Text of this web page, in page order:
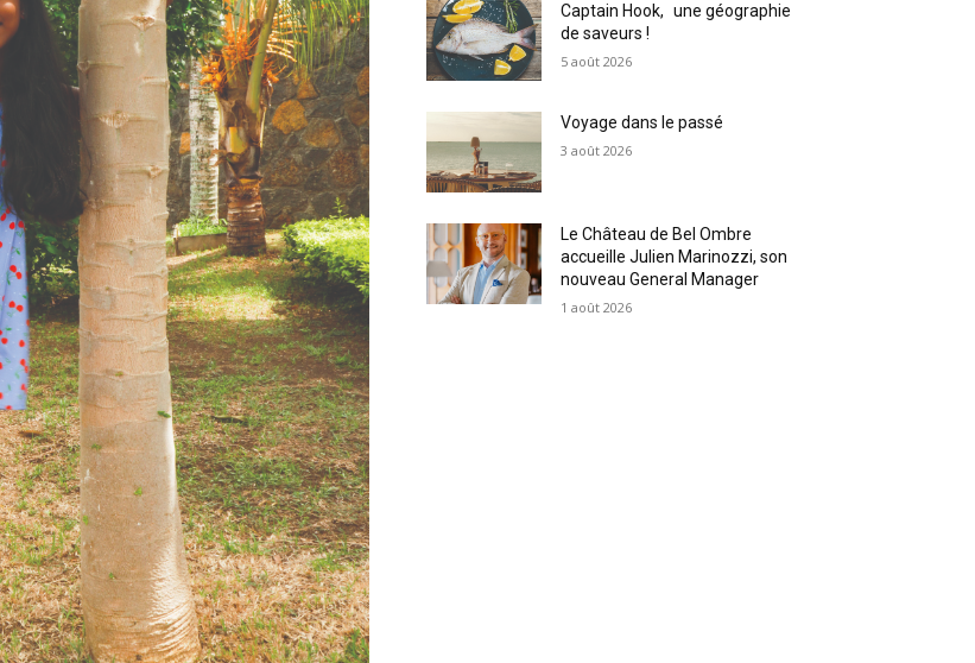
Captain Hook, une géographie
de saveurs !
5 août 2026
Voyage dans le passé
3 août 2026
Le Château de Bel Ombre
accueille Julien Marinozzi, son
nouveau General Manager
1 août 2026